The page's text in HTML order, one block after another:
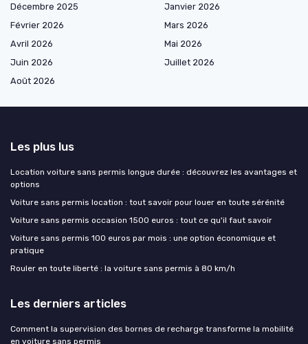
Décembre 2025
Janvier 2026
Février 2026
Mars 2026
Avril 2026
Mai 2026
Juin 2026
Juillet 2026
Août 2026
Les plus lus
Location voiture sans permis longue durée : découvrez les avantages et
options
Voiture sans permis location : tout savoir pour louer en toute sérénité
Voiture sans permis occasion 1500 euros : tout ce qu'il faut savoir
Voiture sans permis 100 euros par mois : une option économique et
pratique
Rouler en toute liberté : la voiture sans permis à 80 km/h
Les derniers articles
Comment la supervision des bornes de recharge transforme la mobilité
en voiture sans permis